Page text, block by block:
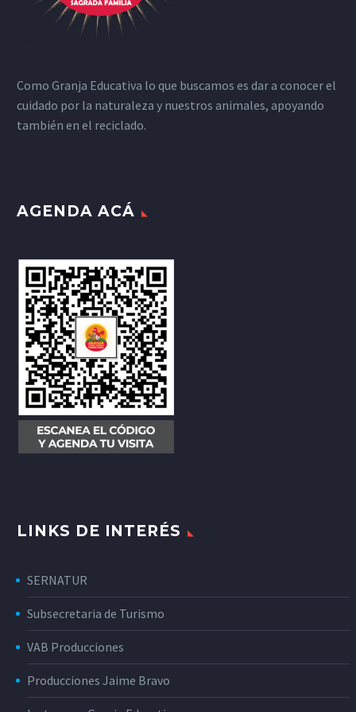
Como Granja Educativa lo que buscamos es dar a conocer el
cuidado por la naturaleza y nuestros animales, apoyando
también en el reciclado.
AGENDA ACÁ
LINKS DE INTERÉS
SERNATUR
Subsecretaria de Turismo
VAB Producciones
Producciones Jaime Bravo